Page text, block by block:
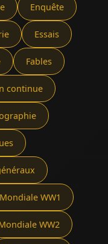
Enquête
Essais
Fables
continue
WW1
WW2